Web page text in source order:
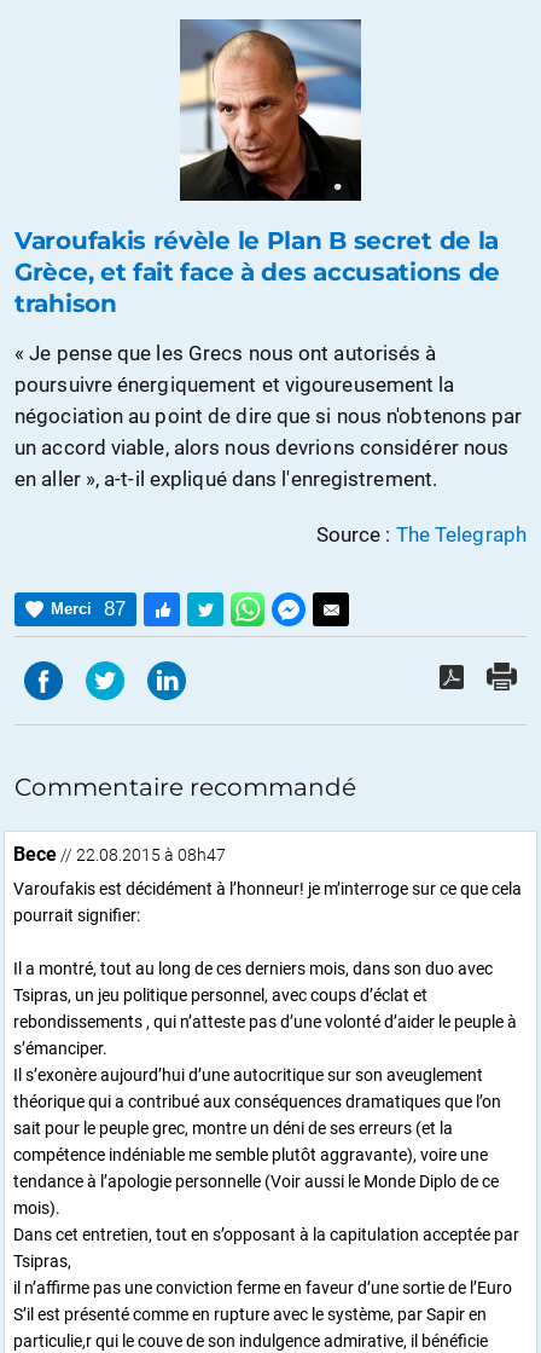
Varoufakis révèle le Plan B secret de la
Grèce, et fait face à des accusations de
trahison
« Je pense que les Grecs nous ont autorisés à
poursuivre énergiquement et vigoureusement la
négociation au point de dire que si nous n'obtenons par
un accord viable, alors nous devrions considérer nous
en aller », a-t-il expliqué dans l'enregistrement.
Source : The Telegraph
Merci 87
Commentaire recommandé
Bece// 22.08.2015 à 08h47
Varoufakis est décidément à l’honneur! je m’interroge sur ce que cela
pourrait signifier:
Il a montré, tout au long de ces derniers mois, dans son duo avec
Tsipras, un jeu politique personnel, avec coups d’éclat et
rebondissements , qui n’atteste pas d’une volonté d’aider le peuple à
s’émanciper.
Il s’exonère aujourd’hui d’une autocritique sur son aveuglement
théorique qui a contribué aux conséquences dramatiques que l’on
sait pour le peuple grec, montre un déni de ses erreurs (et la
compétence indéniable me semble plutôt aggravante), voire une
tendance à l’apologie personnelle (Voir aussi le Monde Diplo de ce
mois).
Dans cet entretien, tout en s’opposant à la capitulation acceptée par
Tsipras,
il n’affirme pas une conviction ferme en faveur d’une sortie de l’Euro
S’il est présenté comme en rupture avec le système, par Sapir en
particulie,r qui le couve de son indulgence admirative, il bénéficie